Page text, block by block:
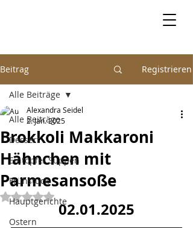
Beitrag Registrieren
Alle Beiträge
Dessert
Eintöpfe/ Suppen
Frühstück
Hauptgerichte
Ostern
Alle Beiträge
Brokkoli Makkaroni
Hähnchen mit
Parmesansoße
Alexandra Seidel
2. Jan. 2025
Mit NaN von 5 Sternen bewertet.
02.01.2025